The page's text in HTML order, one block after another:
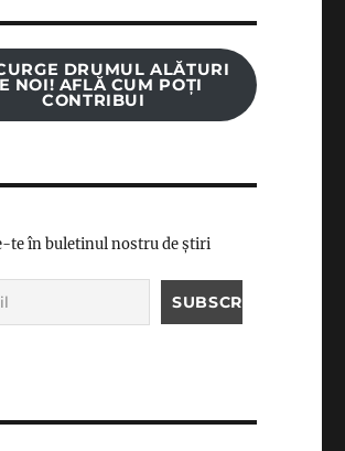
DRUMUL ALĂTURI
NOI! AFLĂ CUM POȚI
CONTRIBUI
te în buletinul nostru de știri